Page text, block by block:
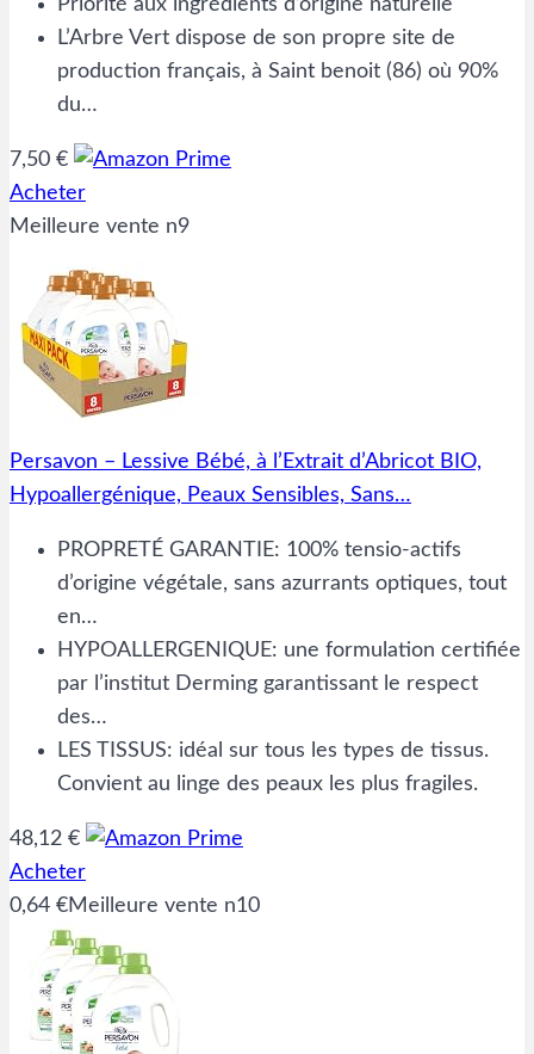
Priorité aux ingrédients d’origine naturelle
L’Arbre Vert dispose de son propre site de
production français, à Saint benoit (86) où 90%
du…
7,50 €
Acheter
Meilleure vente n9
Persavon – Lessive Bébé, à l’Extrait d’Abricot BIO,
Hypoallergénique, Peaux Sensibles, Sans…
PROPRETÉ GARANTIE: 100% tensio-actifs
d’origine végétale, sans azurrants optiques, tout
en…
HYPOALLERGENIQUE: une formulation certifiée
par l’institut Derming garantissant le respect
des…
LES TISSUS: idéal sur tous les types de tissus.
Convient au linge des peaux les plus fragiles.
48,12 €
Acheter
0,64 €Meilleure vente n10